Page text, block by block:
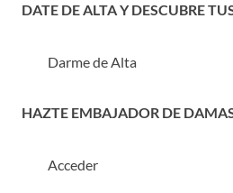
DATE DE ALTA Y DESCUBRE
Darme de Alta
HAZTE EMBAJADOR DE
Acceder